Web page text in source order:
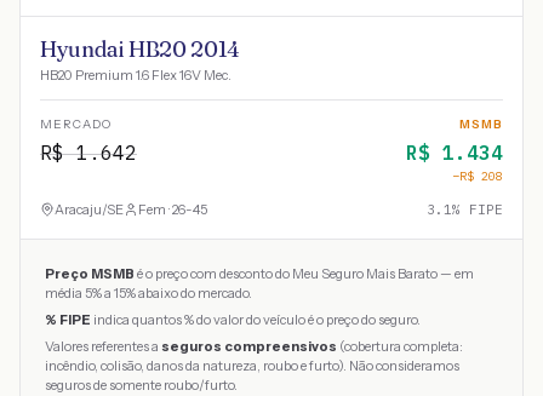
Hyundai HB20 2014
HB20 Premium 1.6 Flex 16V Mec.
MERCADO
R$1.642
MSMB
R$ 1.434
−R$ 208
Aracaju/SE Fem · 26-45 3.1% FIPE
Preço MSMB é o preço com desconto do Meu Seguro Mais Barato — em
média 5% a 15% abaixo do mercado.
% FIPE indica quantos % do valor do veículo é o preço do seguro.
Valores referentes a seguros compreensivos (cobertura completa:
incêndio, colisão, danos da natureza, roubo e furto). Não consideramos
seguros de somente roubo/furto.